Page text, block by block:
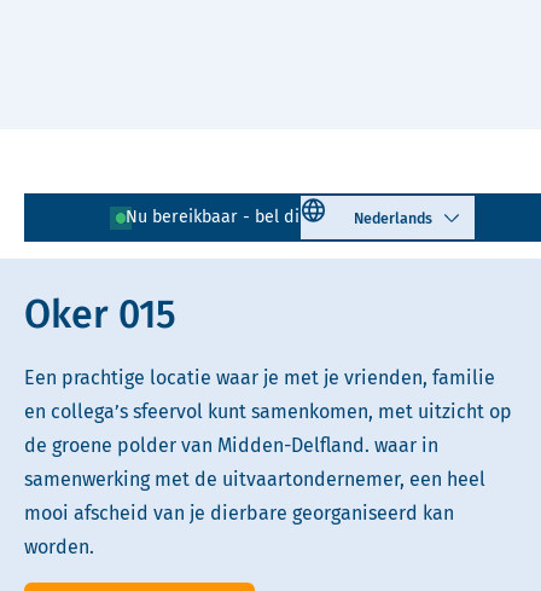
Nu bereikbaar - bel direct! 085 - 401 81 23
Select language
Lees voor Uitleg woorden
Simpele tekst
Oker 015
Een prachtige locatie waar je met je vrienden, familie
en collega’s sfeervol kunt samenkomen, met uitzicht op
de groene polder van Midden-Delfland. waar in
samenwerking met de uitvaartondernemer, een heel
mooi afscheid van je dierbare georganiseerd kan
worden.